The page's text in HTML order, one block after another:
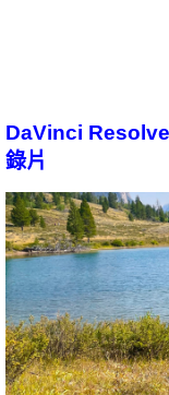
DaVinci
錄片